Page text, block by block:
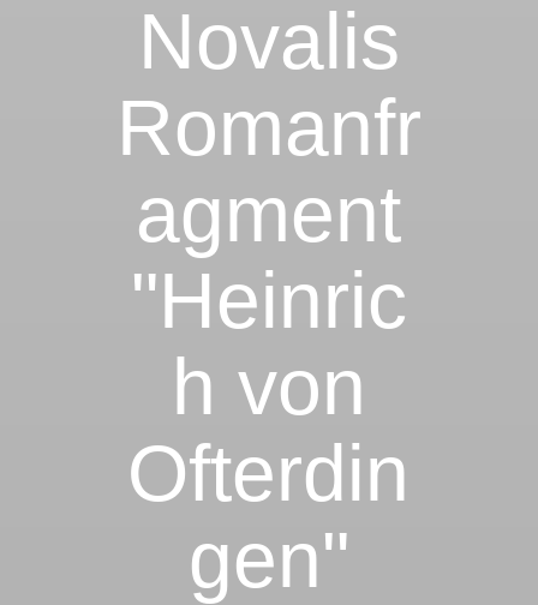
Novalis
Romanfr
agment
"Heinric
h von
Ofterdin
gen"